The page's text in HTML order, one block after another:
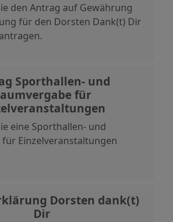
den Antrag auf Gewährung
für den Dorsten Dank(t) Dir
Sporthallen- und
für
eine Sporthallen- und
für Einzelveranstaltungen
Dorsten dank(t)
Dir